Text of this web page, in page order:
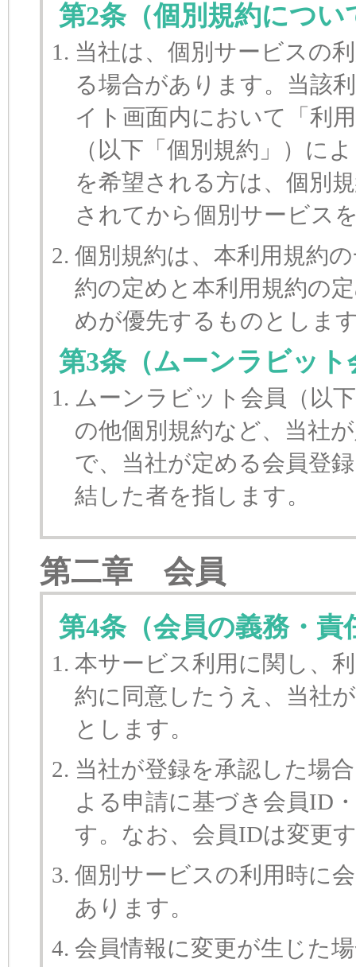
第2条（個別規約につい
当社は、個別サービスの
る場合があります。当該
イト画面内において「利
（以下「個別規約」）に
を希望される方は、個別
されてから個別サービス
個別規約は、本利用規約
約の定めと本利用規約の
めが優先するものとしま
第3条（ムーンラビッ
ムーンラビット会員（以
の他個別規約など、当社
で、当社が定める会員登
結した者を指します。
第二章 会員
第4条（会員の義務・責
本サービス利用に関し、
約に同意したうえ、当社
とします。
当社が登録を承認した場
よる申請に基づき会員ID
す。なお、会員IDは変更
個別サービスの利用時に
あります。
会員情報に変更が生じた